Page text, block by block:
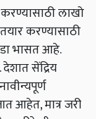
लाखो
करण्यासाठी
भासत आहे.
सेंद्रिय
आहेत, मात्र जरी